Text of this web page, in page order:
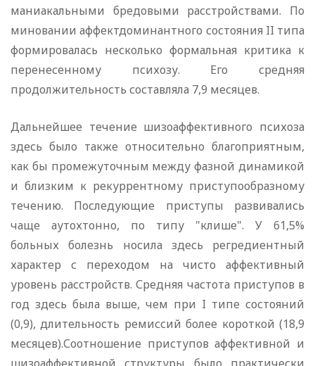
маниакальными бредовыми расстройствами. По
миновании аффектдоминантного состояния II типа
формировалась несколько формальная критика к
перенесенному психозу. Его средняя
продолжительность составляла 7,9 месяцев.
Дальнейшее течение шизоаффективного психоза
здесь было также относительно благоприятным,
как бы промежуточным между фазной динамикой
и близким к рекуррентному приступообразному
течению. Последующие приступы развивались
чаще аутохтонно, по типу "клише". У 61,5%
больных болезнь носила здесь регредиентный
характер с переходом на чисто аффективный
уровень расстройств. Средняя частота приступов в
год здесь была выше, чем при I типе состояний
(0,9), длительность ремиссий более короткой (18,9
месяцев).Соотношение приступов аффективной и